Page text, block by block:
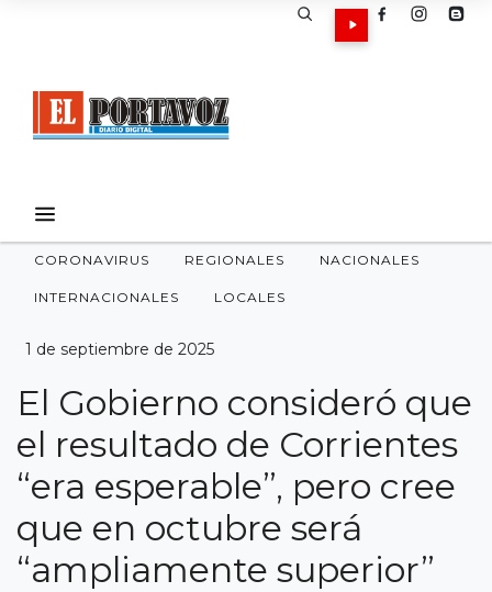
CORONAVIRUS REGIONALES NACIONALES
INTERNACIONALES LOCALES
1 de septiembre de 2025
El Gobierno consideró que
el resultado de Corrientes
“era esperable”, pero cree
que en octubre será
“ampliamente superior”